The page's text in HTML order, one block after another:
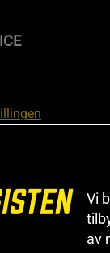
Vi
av